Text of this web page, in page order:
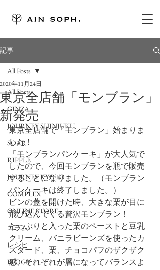
記事
All Posts
GINZA
JOURNEY SHINJUKU
SOAR
RIPPLE
JOURNEY KYOTO
COMPLEX
ONLINE STORE
コラム
レシピ
BLOGS
All Posts
東京全店舗「モンブラン」
新発売
2020年11月24日
東京全店舗で「モンブラン」始まりま
した！
「モンブランパンケーキ」が大人気で
したので、今回モンブランを瓶で販売
することになりました。（モンブラン
パンケーキは終了しました。）
ビンの蓋を開けた時、大きな栗が目に
飛び込んでくる贅沢モンブラン！
たっぷりと入った栗のペーストと豆乳
クリーム、バニラビーンズを使ったカ
スタード、栗、チョコパフのザクザク
感、それぞれが層になってバランスよ